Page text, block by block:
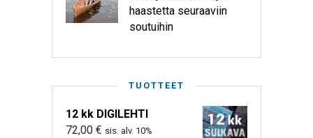
haastetta seuraaviin
soutuihin
TUOTTEET
12 kk DIGILEHTI
72,00 € sis. alv. 10%